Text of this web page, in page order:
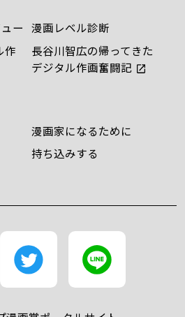
ー 漫画レベル診断
作
長谷川智広の帰ってきた
デジタル作画奮闘記
漫画家になるために
持ち込みする